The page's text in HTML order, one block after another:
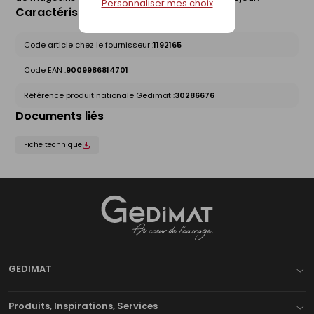
Personnaliser mes choix
Caractéristiques du produit
Code article chez le fournisseur :1192165
Code EAN :9009986814701
Référence produit nationale Gedimat :30286676
Documents liés
Fiche technique
GEDIMAT
Produits, Inspirations, Services